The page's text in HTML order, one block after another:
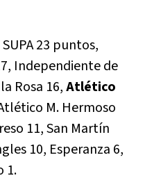
SUPA 23 puntos,
Independiente de
Rosa 16,Atlético
M. Hermoso
11, San Martín
10, Esperanza 6,
1.